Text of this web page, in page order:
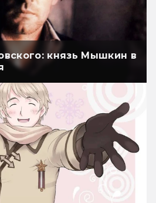
князь Мышкин в